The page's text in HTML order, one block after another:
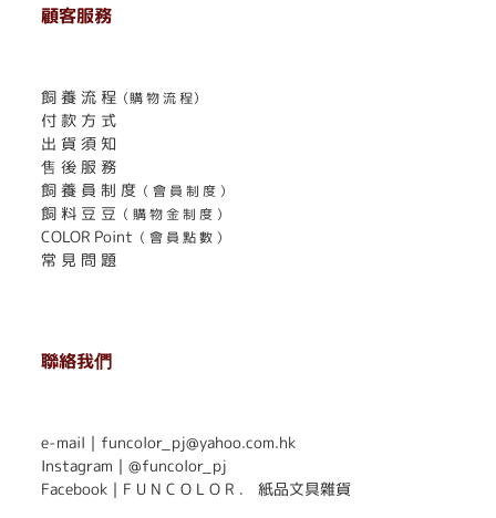
顧客服務
飼 養 流 程 （購 物 流 程）
付 款 方 式
出 貨 須 知
售 後 服 務
飼 養 員 制 度 （ 會 員 制 度 ）
飼 料 豆 豆 （ 購 物 金 制 度 ）
COLOR Point （ 會 員 點 數 ）
常 見 問 題
聯絡我們
e-mail｜funcolor_pj@yahoo.com.hk
Instagram｜ @funcolor_pj
Facebook｜ F U N C O L O R ． 紙品文具雜貨